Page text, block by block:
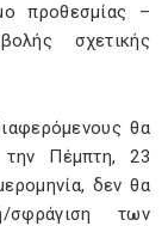
προθεσμίας –
σχετικής
θα
Πέμπτη, 23
δεν θα
σφράγιση των